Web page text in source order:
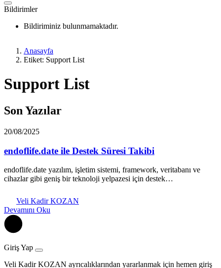
Bildirimler
Bildiriminiz bulunmamaktadır.
Anasayfa
Etiket: Support List
Support List
Son Yazılar
20/08/2025
endoflife.date ile Destek Süresi Takibi
endoflife.date yazılım, işletim sistemi, framework, veritabanı ve
cihazlar gibi geniş bir teknoloji yelpazesi için destek…
Veli Kadir KOZAN
Devamını Oku
Giriş Yap
Veli Kadir KOZAN ayrıcalıklarından yararlanmak için hemen giriş